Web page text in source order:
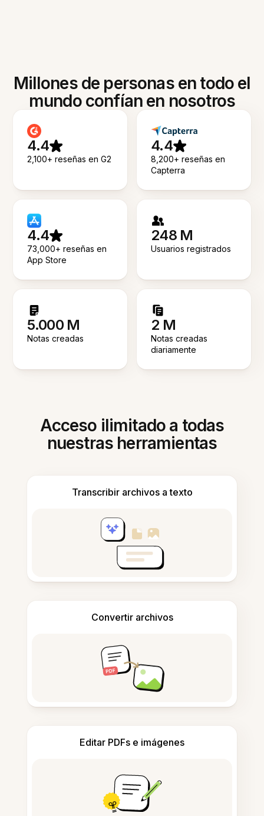
Millones de personas en todo el
mundo confían en nosotros
4.4
2,100+ reseñas en G2
4.4
8,200+ reseñas en
Capterra
4.4
73,000+ reseñas en
App Store
248 M
Usuarios registrados
5.000 M
Notas creadas
2 M
Notas creadas
diariamente
Acceso ilimitado a todas
nuestras herramientas
Transcribir archivos a texto
Convertir archivos
Editar PDFs e imágenes